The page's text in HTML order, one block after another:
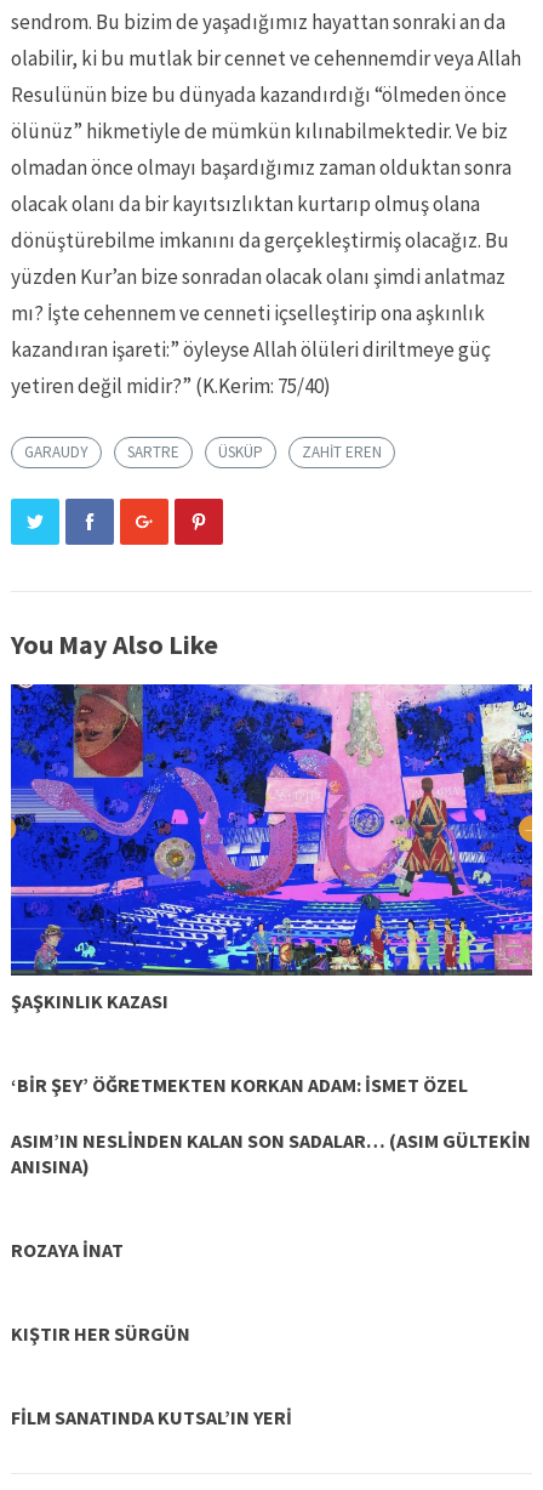
sendrom. Bu bizim de yaşadığımız hayattan sonraki an da
olabilir, ki bu mutlak bir cennet ve cehennemdir veya Allah
Resulünün bize bu dünyada kazandırdığı “ölmeden önce
ölünüz” hikmetiyle de mümkün kılınabilmektedir. Ve biz
olmadan önce olmayı başardığımız zaman olduktan sonra
olacak olanı da bir kayıtsızlıktan kurtarıp olmuş olana
dönüştürebilme imkanını da gerçekleştirmiş olacağız. Bu
yüzden Kur’an bize sonradan olacak olanı şimdi anlatmaz
mı? İşte cehennem ve cenneti içselleştirip ona aşkınlık
kazandıran işareti:” öyleyse Allah ölüleri diriltmeye güç
yetiren değil midir?” (K.Kerim: 75/40)
GARAUDY SARTRE ÜSKÜP ZAHIT EREN
You May Also Like
ŞAŞKINLIK KAZASI
‘BİR ŞEY’ ÖĞRETMEKTEN KORKAN ADAM: İSMET ÖZEL
ASIM’IN NESLİNDEN KALAN SON SADALAR… (ASIM GÜLTEKİN
ANISINA)
ROZAYA İNAT
KIŞTIR HER SÜRGÜN
FİLM SANATINDA KUTSAL’IN YERİ